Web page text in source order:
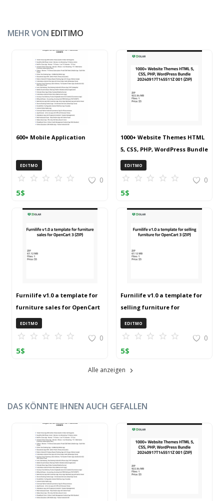
MEHR VON EDITIMO
600+ Mobile Application
EDITMO
0
5$
1000+ Website Themes HTML
5, CSS, PHP, WordPress Bundle
20240917T145511Z 001 (ZIP)
EDITMO
0
5$
Furnilife v1.0 a template for
furniture sales for OpenCart
3 (ZIP)
EDITMO
0
5$
Furnilife v1.0 a template for
selling furniture for
OpenCart 3 (ZIP)
EDITMO
0
5$
Alle anzeigen
DAS KÖNNTE IHNEN AUCH GEFALLEN